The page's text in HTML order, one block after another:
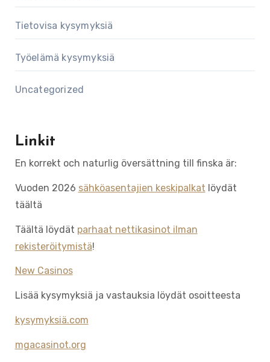
Tietovisa kysymyksiä
Työelämä kysymyksiä
Uncategorized
Linkit
En korrekt och naturlig översättning till finska är:
Vuoden 2026 sähköasentajien keskipalkat löydät
täältä
Täältä löydät parhaat nettikasinot ilman
rekisteröitymistä!
New Casinos
Lisää kysymyksiä ja vastauksia löydät osoitteesta
kysymyksiä.com
mgacasinot.org